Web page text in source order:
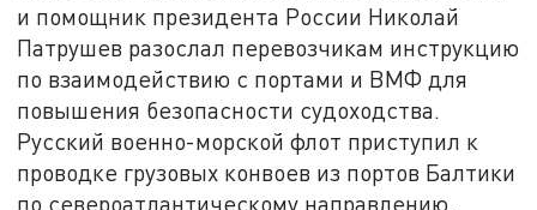
и помощник президента России Николай
Патрушев разослал перевозчикам инструкцию
по взаимодействию с портами и ВМФ для
повышения безопасности судоходства.
Русский военно-морской флот приступил к
проводке грузовых конвоев из портов Балтики
по североатлантическому направлению.